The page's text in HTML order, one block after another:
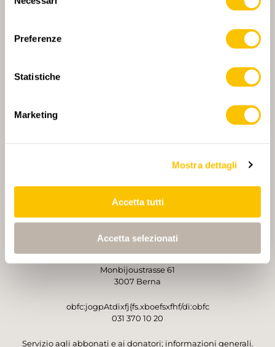
del
Preferenze
Statistiche
Marketing
Mostra dettagli
Accetta tutti
Accetta selezionati
PARTNER PRINCIPALE E PARTNER DI TRASPORTO
GESTORE
Monbijoustrasse 61
3007 Berna
obfc:jogpAtdixfj{fs.xboefsxfhf/di:obfc
031 370 10 20
Servizio agli abbonati e ai donatori; informazioni generali.